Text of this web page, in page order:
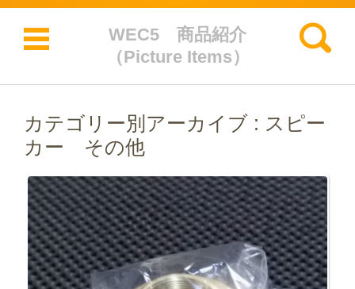
WEC5 商品紹介
（Picture Items）
検索:
コンテンツに移動
カテゴリー別アーカイブ : スピー
カー その他